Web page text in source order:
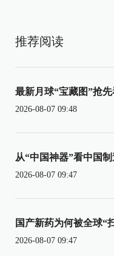
推荐阅读
最新月球“宝藏图”抢先
2026-08-07 09:48
从“中国神器”看中国
2026-08-07 09:47
国产新药为何被全球“
2026-08-07 09:47